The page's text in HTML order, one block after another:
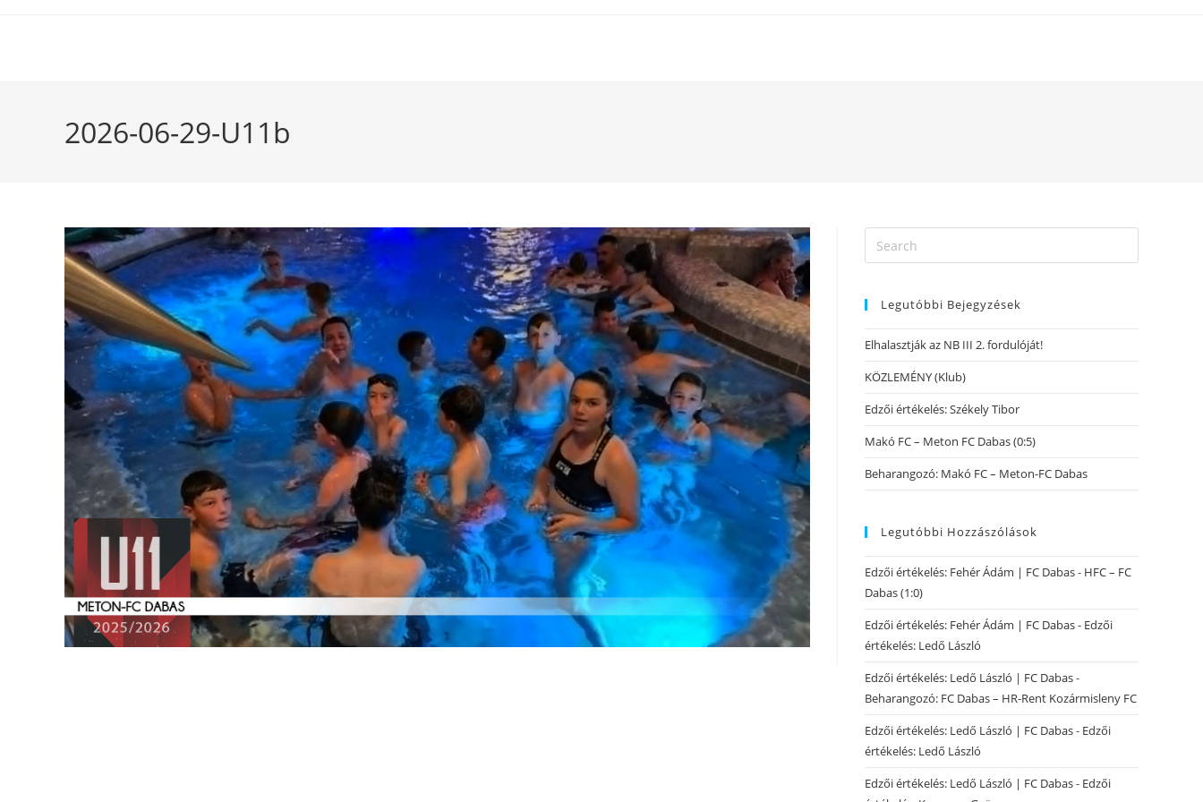
2026-06-29-U11b
Legutóbbi Bejegyzések
Elhalasztják az NB III 2. fordulóját!
KÖZLEMÉNY (Klub)
Edzői értékelés: Székely Tibor
Makó FC – Meton FC Dabas (0:5)
Beharangozó: Makó FC – Meton-FC Dabas
Legutóbbi Hozzászólások
Edzői értékelés: Fehér Ádám | FC Dabas- HFC – FC
Dabas (1:0)
Edzői értékelés: Fehér Ádám | FC Dabas- Edzői
értékelés: Ledő László
Edzői értékelés: Ledő László | FC Dabas-
Beharangozó: FC Dabas – HR-Rent Kozármisleny FC
Edzői értékelés: Ledő László | FC Dabas- Edzői
értékelés: Ledő László
Edzői értékelés: Ledő László | FC Dabas- Edzői